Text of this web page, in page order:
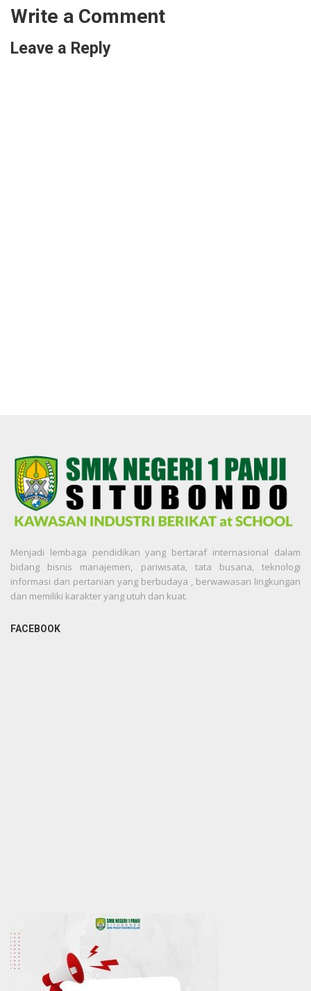
Write a Comment
Leave a Reply
Menjadi lembaga pendidikan yang bertaraf internasional dalam
bidang bisnis manajemen, pariwisata, tata busana, teknologi
informasi dan pertanian yang berbudaya , berwawasan lingkungan
dan memiliki karakter yang utuh dan kuat.
FACEBOOK